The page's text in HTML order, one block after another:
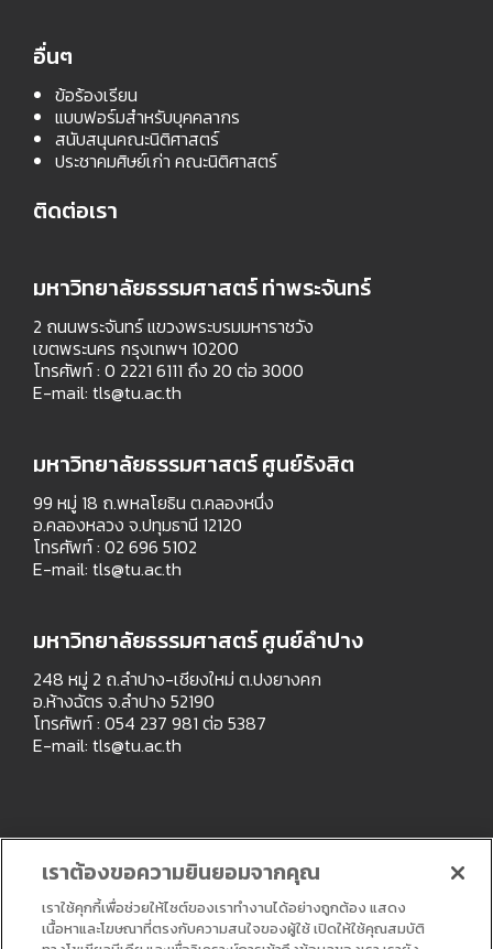
อื่นๆ
ข้อร้องเรียน
แบบฟอร์มสำหรับบุคคลากร
สนับสนุนคณะนิติศาสตร์
ประชาคมศิษย์เก่า คณะนิติศาสตร์
ติดต่อเรา
มหาวิทยาลัยธรรมศาสตร์ ท่าพระจันทร์
2 ถนนพระจันทร์ แขวงพระบรมมหาราชวัง
เขตพระนคร กรุงเทพฯ 10200
โทรศัพท์ : 0 2221 6111 ถึง 20 ต่อ 3000
E-mail: tls@tu.ac.th
มหาวิทยาลัยธรรมศาสตร์ ศูนย์รังสิต
99 หมู่ 18 ถ.พหลโยธิน ต.คลองหนึ่ง
อ.คลองหลวง จ.ปทุมธานี 12120
โทรศัพท์ : 02 696 5102
E-mail: tls@tu.ac.th
มหาวิทยาลัยธรรมศาสตร์ ศูนย์ลำปาง
248 หมู่ 2 ถ.ลำปาง-เชียงใหม่ ต.ปงยางคก
อ.ห้างฉัตร จ.ลำปาง 52190
โทรศัพท์ : 054 237 981 ต่อ 5387
E-mail: tls@tu.ac.th
เราต้องขอความยินยอมจากคุณ
เราใช้คุกกี้เพื่อช่วยให้ไซต์ของเราทำงานได้อย่างถูกต้อง แสดง
เนื้อหาและโฆษณาที่ตรงกับความสนใจของผู้ใช้ เปิดให้ใช้คุณสมบัติ